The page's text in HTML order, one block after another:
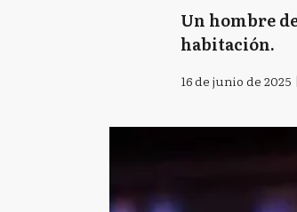
Un hombre
habitación.
16 de junio de 2025